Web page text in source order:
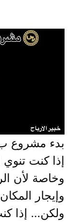
إذا كنت
وخاصة لأن
وإيجار
ولكن… إذا